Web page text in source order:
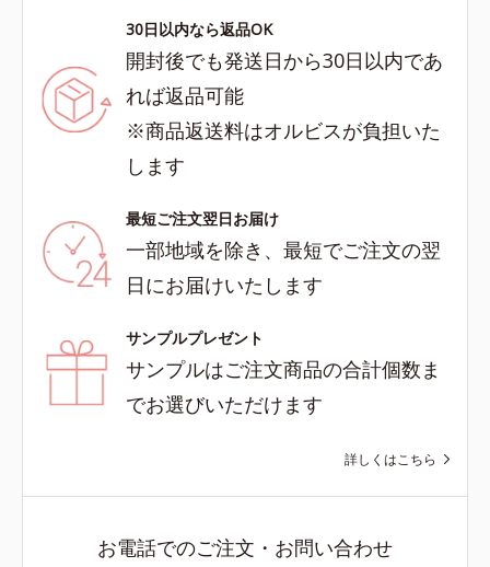
30日以内なら返品OK
開封後でも発送日から30日以内であ
れば返品可能
※商品返送料はオルビスが負担いた
します
最短ご注文翌日お届け
一部地域を除き、最短でご注文の翌
日にお届けいたします
サンプルプレゼント
サンプルはご注文商品の合計個数ま
でお選びいただけます
詳しくはこちら
お電話でのご注文・お問い合わせ